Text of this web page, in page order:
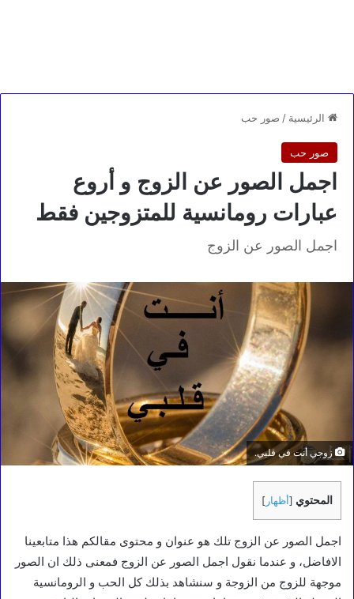
الرئيسية / صور حب
صور حب
اجمل الصور عن الزوج و أروع
عبارات رومانسية للمتزوجين فقط
اجمل الصور عن الزوج
زوجي أنت في قلبي.
المحتوي [أظهار ]
اجمل الصور عن الزوج تلك هو عنوان و محتوى مقالكم هذا متابعينا
الافاضل، و عندما نقول اجمل الصور عن الزوج فمعنى ذلك ان الصور
موجهة للزوج من الزوجة و سنشاهد بذلك كل الحب و الرومانسية